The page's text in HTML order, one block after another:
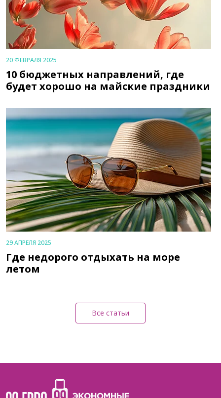
20 ФЕВРАЛЯ 2025
10 бюджетных направлений, где
будет хорошо на майские праздники
29 АПРЕЛЯ 2025
Где недорого отдыхать на море
летом
Все статьи